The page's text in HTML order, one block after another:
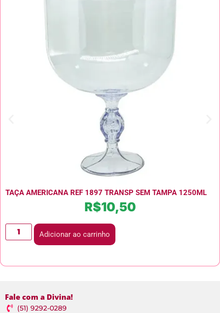
TAÇA AMERICANA REF 1897 TRANSP SEM TAMPA 1250ML
R$10,50
Adicionar ao carrinho
Fale com a Divina!
(51) 9292-0289